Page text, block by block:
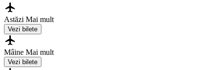
Astăzi Mai mult
Vezi bilete
Mâine Mai mult
Vezi bilete